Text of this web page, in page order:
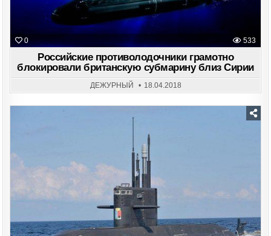
0 533
Российские противолодочники грамотно
блокировали британскую субмарину близ Сирии
ДЕЖУРНЫЙ 18.04.2018